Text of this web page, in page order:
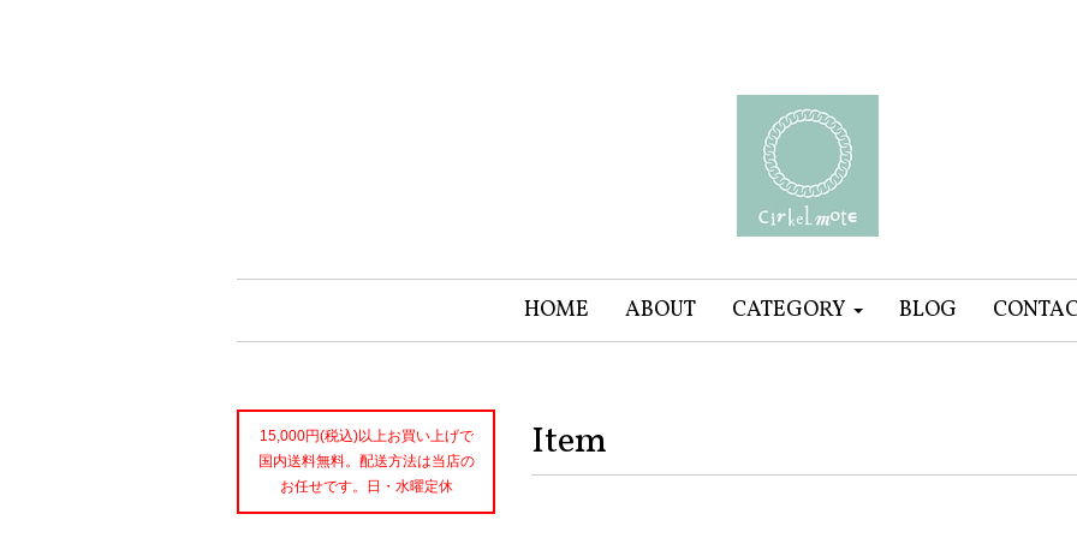
HOME ABOUT CATEGORY BLOG
Item
15,000円(税込)以上お買い上げで
国内送料無料。配送方法は当店の
お任せです。日・水曜定休